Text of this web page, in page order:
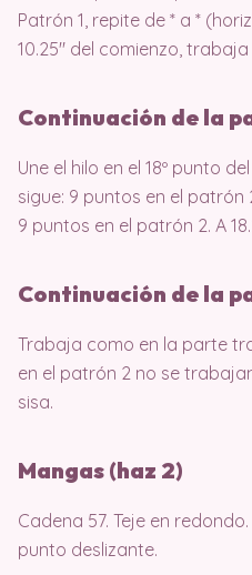
Patrón 1, repite de * a *
10.25″ del comienzo,
Continuación de la
Une el hilo en el 18º punto
sigue: 9 puntos en el patrón
9 puntos en el patrón 2. A
Continuación de la
Trabaja como en la parte
en el patrón 2 no se
sisa.
Mangas (haz 2)
Cadena 57. Teje en
punto deslizante.